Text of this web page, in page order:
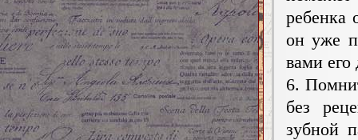
ребенка
он уже
вами его
6.
без
зубной